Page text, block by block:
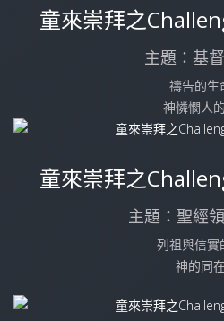
童來崇拜之
主題：基
禱告的生
神憐憫人
童來崇拜之
主題：聖經
列祖與信實
神的同在